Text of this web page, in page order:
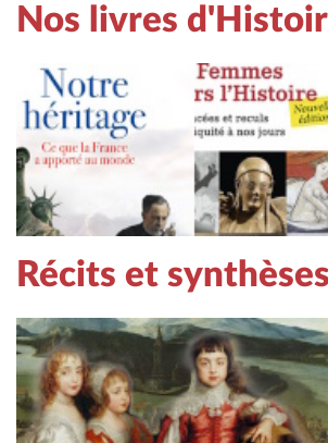
Nos livres
Récits et synthèses